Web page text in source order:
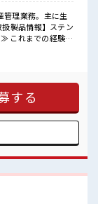
管理業務。主に生
製品情報】ステン
夫♪ 経験はちょっ
ベート満喫！ 制
分に合った期間で
雰囲
の職場☆ 休憩室完
いあなたにもぴ
する